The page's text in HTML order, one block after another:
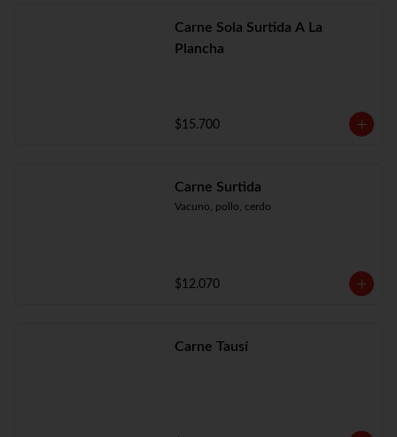
Carne Sola Surtida A La
Plancha
$15.700
Carne Surtida
Vacuno, pollo, cerdo
$12.070
Carne Tausí